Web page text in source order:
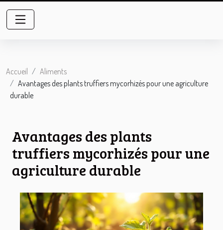
Accueil
Aliments
Avantages des plants truffiers mycorhizés pour une agriculture
durable
Avantages des plants
truffiers mycorhizés pour une
agriculture durable